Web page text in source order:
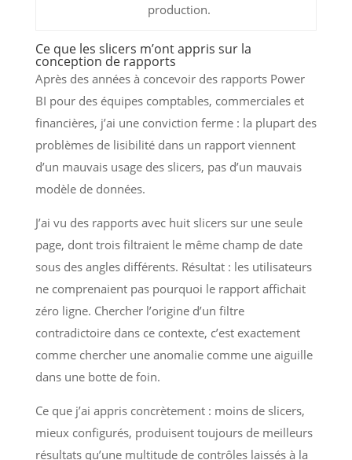
production.
Ce que les slicers m’ont appris sur la
conception de rapports
Après des années à concevoir des rapports Power
BI pour des équipes comptables, commerciales et
financières, j’ai une conviction ferme : la plupart des
problèmes de lisibilité dans un rapport viennent
d’un mauvais usage des slicers, pas d’un mauvais
modèle de données.
J’ai vu des rapports avec huit slicers sur une seule
page, dont trois filtraient le même champ de date
sous des angles différents. Résultat : les utilisateurs
ne comprenaient pas pourquoi le rapport affichait
zéro ligne. Chercher l’origine d’un filtre
contradictoire dans ce contexte, c’est exactement
comme chercher une anomalie comme une aiguille
dans une botte de foin.
Ce que j’ai appris concrètement : moins de slicers,
mieux configurés, produisent toujours de meilleurs
résultats qu’une multitude de contrôles laissés à la